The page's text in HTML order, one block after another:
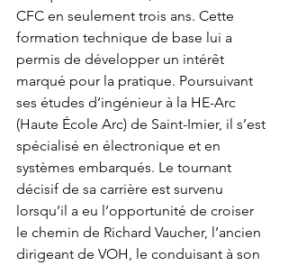
CFC en seulement trois ans. Cette
formation technique de base lui a
permis de développer un intérêt
marqué pour la pratique. Poursuivant
ses études d’ingénieur à la HE-Arc
(Haute École Arc) de Saint-Imier, il s’est
spécialisé en électronique et en
systèmes embarqués. Le tournant
décisif de sa carrière est survenu
lorsqu’il a eu l’opportunité de croiser
le chemin de Richard Vaucher, l’ancien
dirigeant de VOH, le conduisant à son